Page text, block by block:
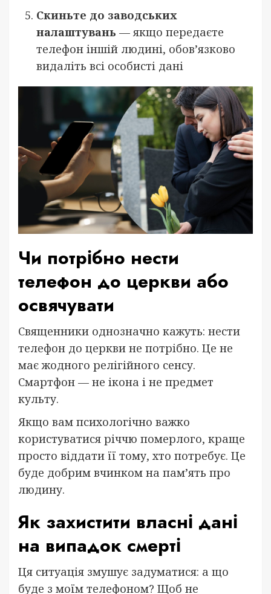
Скиньте до заводських
налаштувань — якщо передаєте
телефон іншій людині, обов’язково
видаліть всі особисті дані
Чи потрібно нести
телефон до церкви або
освячувати
Священники однозначно кажуть: нести
телефон до церкви не потрібно. Це не
має жодного релігійного сенсу.
Смартфон — не ікона і не предмет
культу.
Якщо вам психологічно важко
користуватися річчю померлого, краще
просто віддати її тому, хто потребує. Це
буде добрим вчинком на пам’ять про
людину.
Як захистити власні дані
на випадок смерті
Ця ситуація змушує задуматися: а що
буде з моїм телефоном? Щоб не